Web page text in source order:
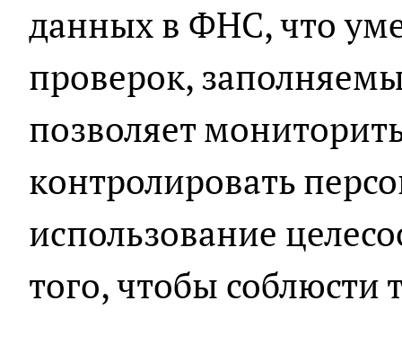
данных в ФНС, что
проверок,
позволяет
контролировать
использование
того, чтобы соблюсти